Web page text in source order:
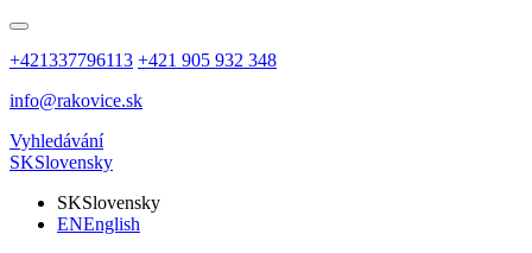
+421337796113 +421 905 932 348
info@rakovice.sk
Vyhledávání
SKSlovensky
SKSlovensky
ENEnglish